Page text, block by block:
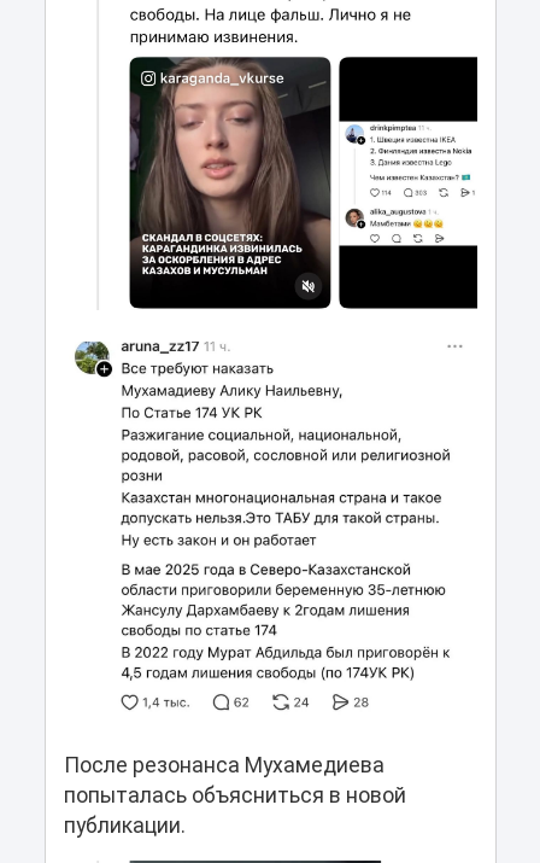
После резонанса Мухамедиева
попыталась объясниться в новой
публикации.